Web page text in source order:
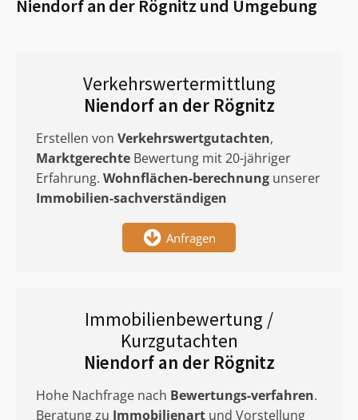
Niendorf an der Rögnitz und Umgebung
Verkehrswertermittlung
Niendorf an der Rögnitz
Erstellen von Verkehrswertgutachten,
Marktgerechte Bewertung mit 20-jähriger
Erfahrung. Wohnflächen-berechnung unserer
Immobilien-sachverständigen
Anfragen
Immobilienbewertung /
Kurzgutachten
Niendorf an der Rögnitz
Hohe Nachfrage nach Bewertungs-verfahren.
Beratung zu Immobilienart und Vorstellung